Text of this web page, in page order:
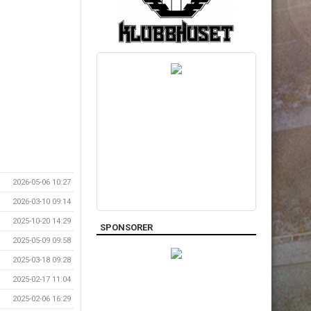
2026-05-06 10:27
2026-03-10 09:14
2025-10-20 14:29
2025-05-09 09:58
2025-03-18 09:28
2025-02-17 11:04
2025-02-06 16:29
SPONSORER